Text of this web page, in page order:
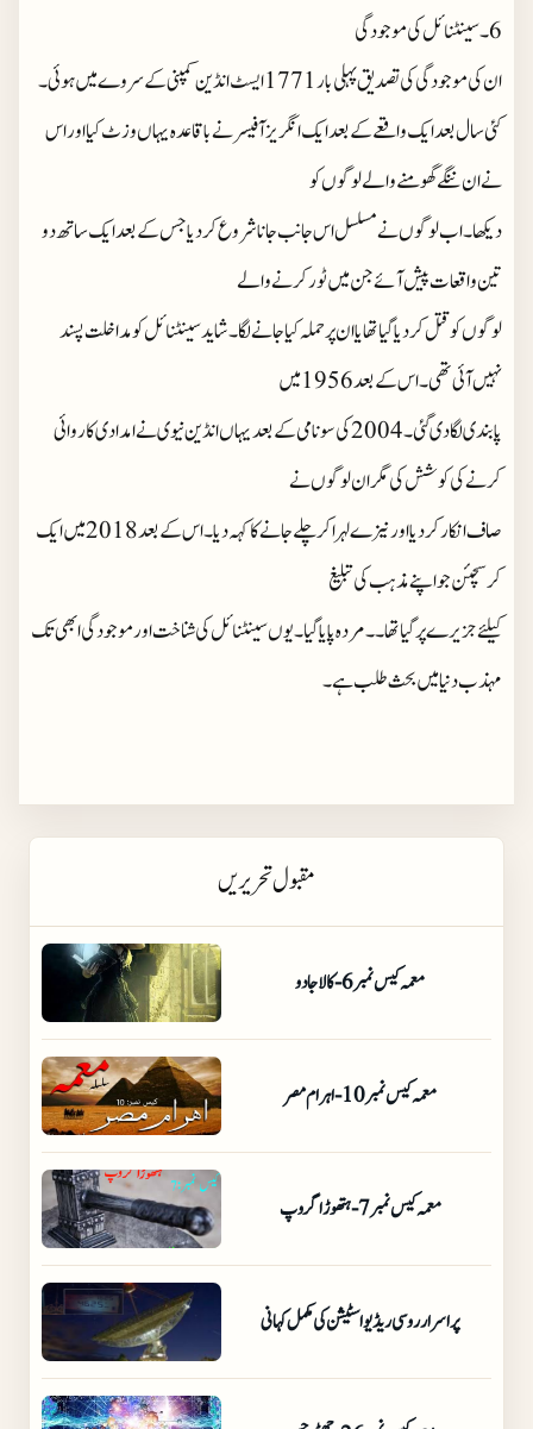
6۔سینٹنائل کی موجودگی
ان کی موجودگی کی تصدیق پہلی بار 1771 ایسٹ انڈین کمپنی کے سروے میں ہوئی۔
کئی سال بعد ایک واقعے کے بعد ایک انگریز آفیسر نے باقاعدہ یہاں وزٹ کیا اور اس
نے ان ننگے گھومنے والے لوگوں کو
دیکھا۔اب لوگوں نے مسلسل اس جانب جانا شروع کر دیا جس کے بعد ایک ساتھ دو
تین واقعات پیش آئے جن میں ٹور کرنے والے
لوگوں کو قتل کر دیا گیا تھا یا ان پر حملہ کیا جانے لگا۔شاید سینٹنائل کو مداخلت پسند
نہیں آئی تھی۔اس کے بعد 1956 میں
پابندی لگا دی گئی۔2004 کی سونامی کے بعد یہاں انڈین نیوی نے امدادی کاروائی
کرنے کی کوشش کی مگر ان لوگوں نے
صاف انکار کر دیا اور نیزے لہرا کر چلے جانے کا کہہ دیا۔اس کے بعد 2018 میں ایک
کرسچئن جو اپنے مذہب کی تبلیغ
کیلئے جزیرے پر گیا تھا۔۔مردہ پایا گیا۔یوں سینٹنائل کی شناخت اور موجودگی ابھی تک
مہذب دنیا میں بحث طلب ہے۔
مقبول تحریریں
معمہ کیس نمبر 6 - کالا جادو
معمہ کیس نمبر 10 - اہرام مصر
معمہ کیس نمبر 7 - ہتھوڑا گروپ
پراسرار روسی ریڈیو اسٹیشن کی مکمل کہانی